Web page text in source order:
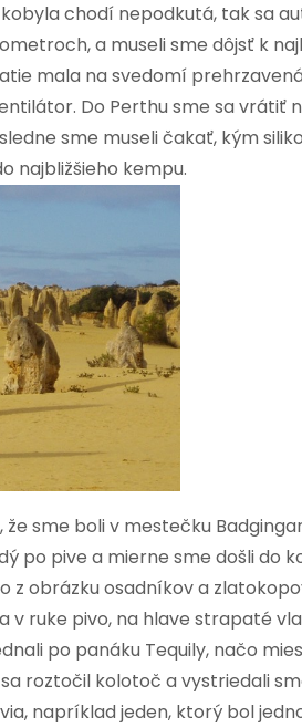
chodí nepodkutá, tak sa
a museli sme dôjsť k
mala na svedomí
Do Perthu sme sa vrátiť
sme museli čakať, kým
najbližšieho kempu.
sme boli v mestečku
po pive a mierne sme došli do
z obrázku osadníkov a
v ruke pivo, na hlave strapaté
po panáku Tequily, načo
roztočil kolotoč a vystriedali
napríklad jeden, ktorý bol